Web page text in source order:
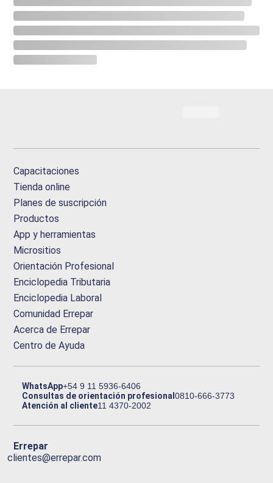
Capacitaciones
Tienda online
Planes de suscripción
Productos
App y herramientas
Micrositios
Orientación Profesional
Enciclopedia Tributaria
Enciclopedia Laboral
Comunidad Errepar
Acerca de Errepar
Centro de Ayuda
WhatsApp+54 9 11 5936-6406
Consultas de orientación profesional0810-666-3773
Atención al cliente11 4370-2002
Errepar
clientes@errepar.com